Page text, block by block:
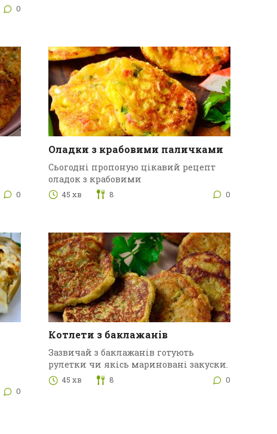
0
0
Оладки з крабовими паличками
Сьогодні пропоную цікавий рецепт
оладок з крабовими
45 хв 8 0
0
Котлети з баклажанів
Зазвичай з баклажанів готують
рулетки чи якісь мариновані закуски.
45 хв 8 0